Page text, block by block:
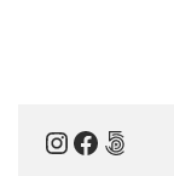
Instagram
500px